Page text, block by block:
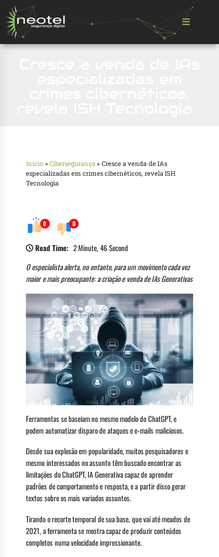
Início »Cibersegurança » Cresce a venda de IAs
especializadas em crimes cibernéticos, revela ISH
Tecnologia
0 0
Read Time: 2 Minute, 46 Second
O especialista alerta, no entanto, para um movimento cada vez
maior e mais preocupante: a criação e venda de IAs Generativas
Ferramentas se baseiam no mesmo modelo do ChatGPT, e
podem automatizar disparo de ataques e e-mails maliciosos.
Desde sua explosão em popularidade, muitos pesquisadores e
mesmo interessados no assunto têm buscado encontrar as
limitações do ChatGPT, IA Generativa capaz de aprender
padrões de comportamento e resposta, e a partir disso gerar
textos sobre os mais variados assuntos.
Tirando o recorte temporal de sua base, que vai até meados de
2021, a ferramenta se mostra capaz de produzir conteúdos
completos numa velocidade impressionante.